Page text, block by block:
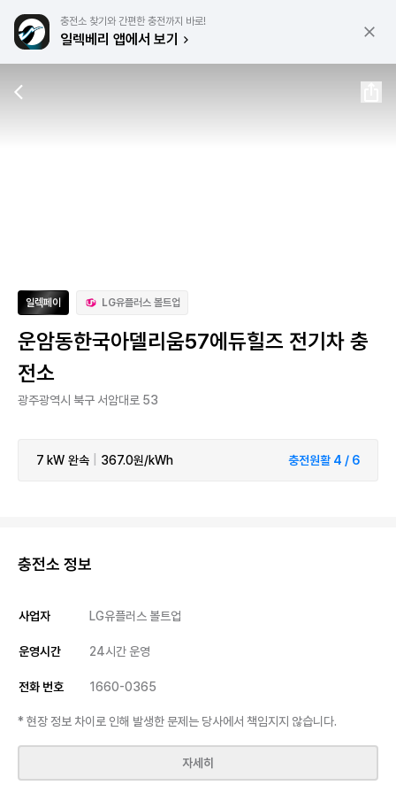
충전소 찾기와 간편한 충전까지 바로!
일렉베리 앱에서 보기
일렉페이 LG유플러스 볼트업
운암동한국아델리움57에듀힐즈 전기차 충
전소
광주광역시 북구 서암대로 53
7 kW 완속 367.0원/kWh 충전원활 4 / 6
충전소 정보
사업자 LG유플러스 볼트업
운영시간 24시간 운영
전화 번호 1660-0365
* 현장 정보 차이로 인해 발생한 문제는 당사에서 책임지지 않습니다.
자세히